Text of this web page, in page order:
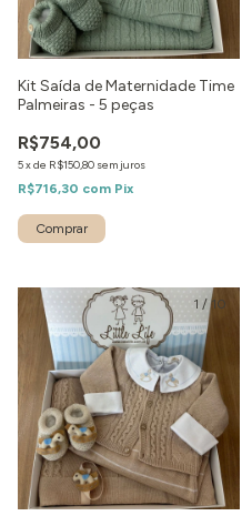
Kit Saída de Maternidade Time
Palmeiras - 5 peças
R$754,00
5xde R$150,80 sem juros
R$716,30 com Pix
1 /10